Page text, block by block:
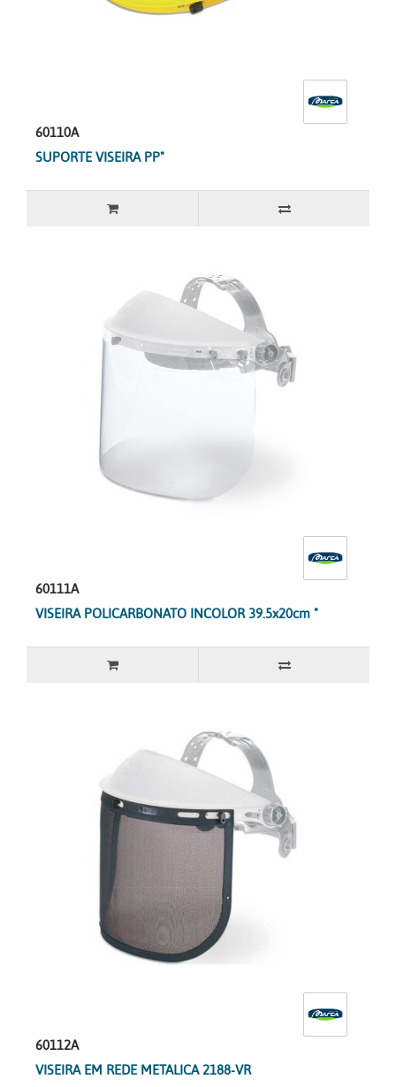
60110A
SUPORTE VISEIRA PP"
60111A
VISEIRA POLICARBONATO INCOLOR 39.5x20cm "
60112A
VISEIRA EM REDE METALICA 2188-VR